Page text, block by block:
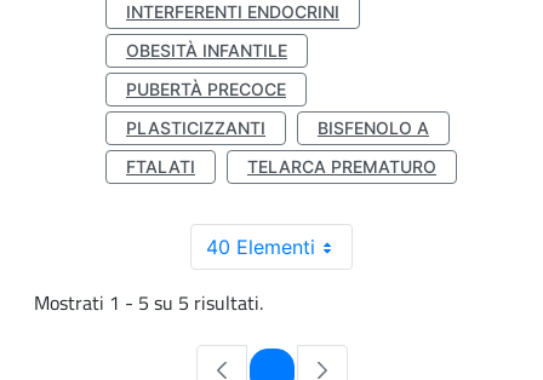
INTERFERENTI ENDOCRINI
OBESITÀ INFANTILE
PUBERTÀ PRECOCE
PLASTICIZZANTI
BISFENOLO A
FTALATI
TELARCA PREMATURO
40 Elementi
Mostrati 1 - 5 su 5 risultati.
Pagina